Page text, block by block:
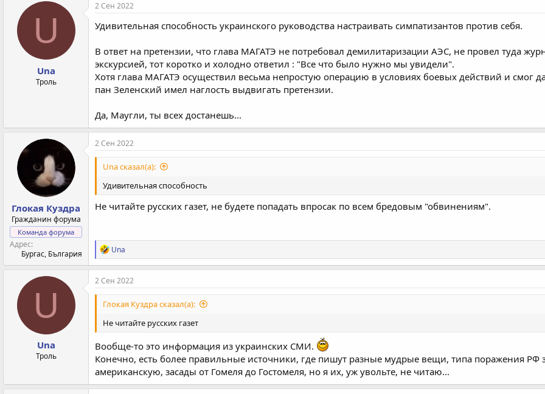
U
Una
Троль
2 Сен 2022
Удивительная способность украинского руководства настраивать симпатизантов против себя.
В ответ на претензии, что глава МАГАТЭ не потребовал демилитаризации АЭС, не провел туда
экскурсией, тот коротко и холодно ответил : "Все что было нужно мы увидели".
Хотя глава МАГАТЭ осуществил весьма непростую операцию в условиях боевых действий и смог
пан Зеленский имел наглость выдвигать претензии.
Да, Маугли, ты всех достанешь...
Глокая Куздра
Гражданин форума
Команда форума
Адрес
Бургас, България
2 Сен 2022
Una сказал(а):
Удивительная способность
Не читайте русских газет, не будете попадать впросак по всем бредовым "обвинениям".
Р
е
а
к
и
Una
U
Una
Троль
2 Сен 2022
Глокая Куздра сказал(а):
Не читайте русских газет
Вообще-то это информация из украинских СМИ.
Конечно, есть более правильные источники, где пишут разные мудрые вещи, типа поражения
американскую, засады от Гомеля до Гостомеля, но я их, уж увольте, не читаю...